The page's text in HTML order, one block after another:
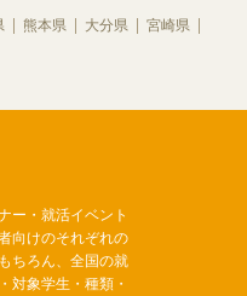
熊本県 大分県
宮崎県
ー・就活イベント
向けのそれぞれの
ちろん、全国の就
対象学生・種類・